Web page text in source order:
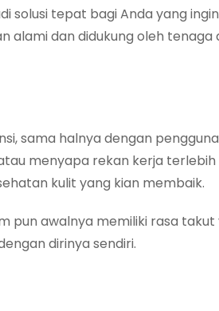
solusi tepat bagi Anda yang ingin
alami dan didukung oleh tenaga
sama halnya dengan
menyapa rekan kerja terlebih
kulit yang kian membaik.
pun awalnya memiliki rasa takut
dirinya sendiri.